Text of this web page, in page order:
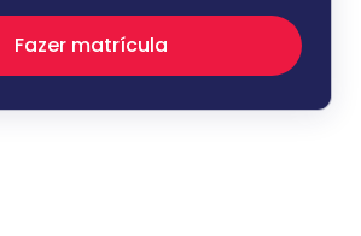
Fazer matrícula